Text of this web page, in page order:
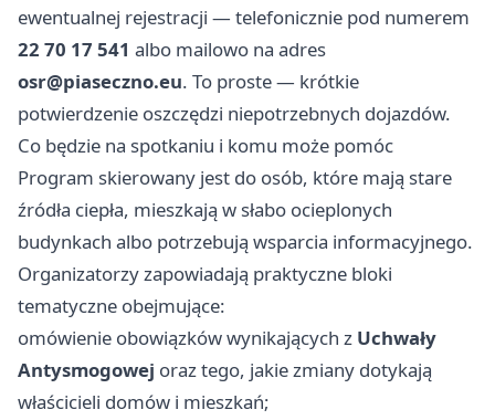
ewentualnej rejestracji — telefonicznie pod numerem
22 70 17 541 albo mailowo na adres
osr@piaseczno.eu. To proste — krótkie
potwierdzenie oszczędzi niepotrzebnych dojazdów.
Co będzie na spotkaniu i komu może pomóc
Program skierowany jest do osób, które mają stare
źródła ciepła, mieszkają w słabo ocieplonych
budynkach albo potrzebują wsparcia informacyjnego.
Organizatorzy zapowiadają praktyczne bloki
tematyczne obejmujące:
omówienie obowiązków wynikających z Uchwały
Antysmogowej oraz tego, jakie zmiany dotykają
właścicieli domów i mieszkań;